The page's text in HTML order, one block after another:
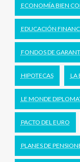
ECONOMÍA BIEN
EDUCACIÓN
FONDOS DE
HIPOTECAS LA
LE MONDE
PACTO DEL EURO
PLANES DE